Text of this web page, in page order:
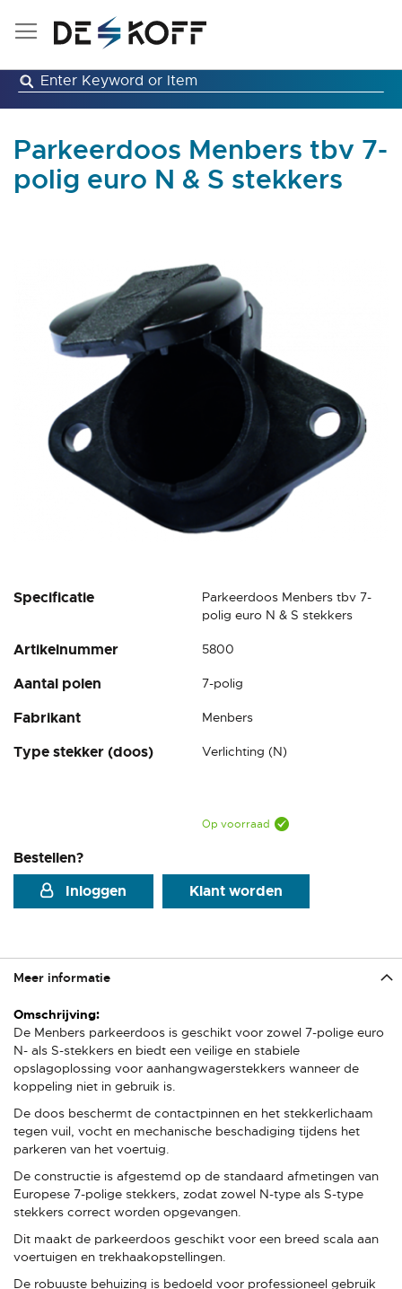
Ga
inhoud
Parkeerdoos Menbers tbv 7-
polig euro N & S stekkers
Specificatie
Parkeerdoos Menbers tbv 7-
polig euro N & S stekkers
Artikelnummer 5800
Aantal polen 7-polig
Fabrikant Menbers
Type stekker (doos) Verlichting (N)
Op voorraad
Bestellen?
Inloggen
Klant worden
afbeeldingen-
Ga
begin
de
gallerij
Meer informatie
Meer
informatie
De Menbers parkeerdoos is geschikt voor zowel 7-polige euro
N- als S-stekkers en biedt een veilige en stabiele
opslagoplossing voor aanhangwagerstekkers wanneer de
koppeling niet in gebruik is.
De doos beschermt de contactpinnen en het stekkerlichaam
tegen vuil, vocht en mechanische beschadiging tijdens het
parkeren van het voertuig.
De constructie is afgestemd op de standaard afmetingen van
Europese 7-polige stekkers, zodat zowel N-type als S-type
stekkers correct worden opgevangen.
Dit maakt de parkeerdoos geschikt voor een breed scala aan
voertuigen en trekhaakopstellingen.
De robuuste behuizing is bedoeld voor professioneel gebruik